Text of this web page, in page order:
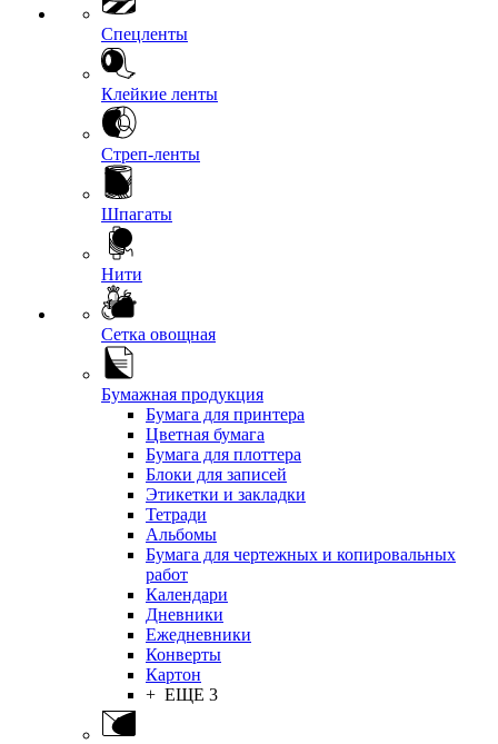
Спецленты
Клейкие ленты
Стреп-ленты
Шпагаты
Нити
Сетка овощная
Бумажная продукция
Бумага для принтера
Цветная бумага
Бумага для плоттера
Блоки для записей
Этикетки и закладки
Тетради
Альбомы
Бумага для чертежных и копировальных
работ
Календари
Дневники
Ежедневники
Конверты
Картон
+ ЕЩЕ 3